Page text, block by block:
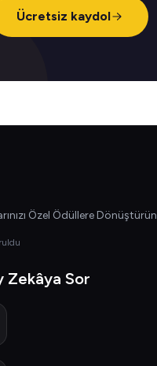
Ücretsiz kaydol
Özel Ödüllere Dönüştürün
Zekâya Sor